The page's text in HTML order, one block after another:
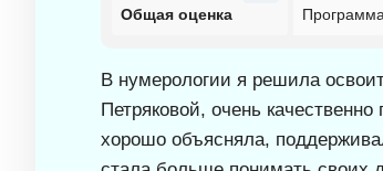
Общая оценка
В нумерологии я решила
Петряковой, очень
хорошо объясняла,